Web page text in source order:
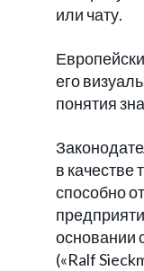
или чату.
его
понятия
в качестве
способно
основании
(«Ralf